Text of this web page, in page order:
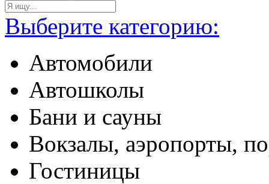
Выберите категорию:
Автомобили
Автошколы
Бани и сауны
Вокзалы, аэропорты,
Гостиницы